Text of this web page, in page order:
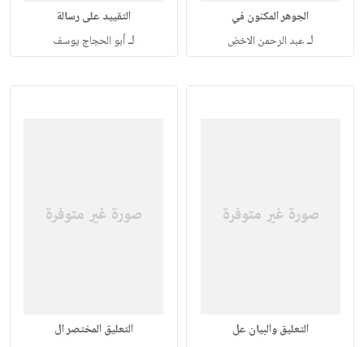
الجوهر المكنون في
لـعبد الرحمن الاخض
التقييد على رسالة
لـأبو الحجاج يوسف
التعليق والبيان عل التعليق المختصر ال